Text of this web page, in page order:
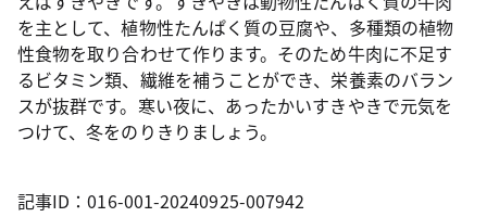
を主として、植物性たんぱく質の豆腐や、多種類の植物
性食物を取り合わせて作ります。そのため牛肉に不足す
るビタミン類、繊維を補うことができ、栄養素のバラン
スが抜群です。寒い夜に、あったかいすきやきで元気を
つけて、冬をのりきりましょう。
記事ID：016-001-20240925-007942